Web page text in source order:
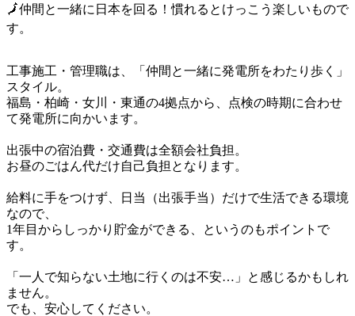
🗾仲間と一緒に日本を回る！慣れるとけっこう楽しいもので
す。
工事施工・管理職は、「仲間と一緒に発電所をわたり歩く」
スタイル。
福島・柏崎・女川・東通の4拠点から、点検の時期に合わせ
て発電所に向かいます。
出張中の宿泊費・交通費は全額会社負担。
お昼のごはん代だけ自己負担となります。
給料に手をつけず、日当（出張手当）だけで生活できる環境
なので、
1年目からしっかり貯金ができる、というのもポイントで
す。
「一人で知らない土地に行くのは不安…」と感じるかもしれ
ません。
でも、安心してください。